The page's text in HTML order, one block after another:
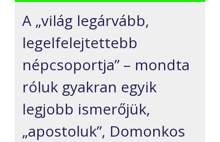
A „világ legárvább,
legelfelejtettebb
népcsoportja” – mondta
róluk gyakran egyik
legjobb ismerőjük,
„apostoluk”, Domonkos